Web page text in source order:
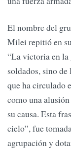
El nombre del
Milei repitió en
“La victoria en la
soldados, sino
que ha circulado
como una
su causa. Esta
cielo”, fue
agrupación y